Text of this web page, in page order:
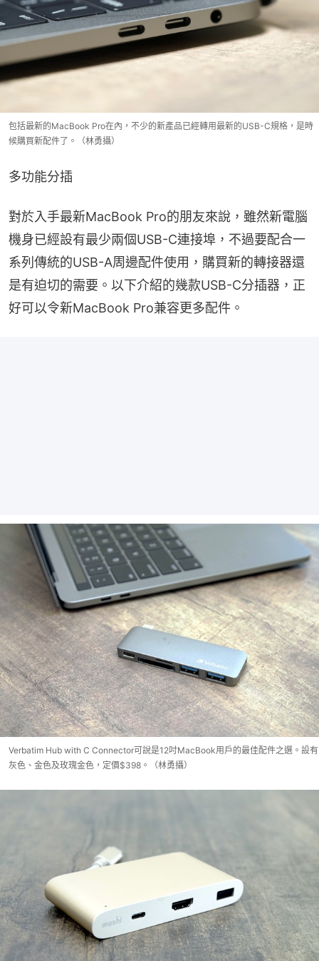
包括最新的MacBook Pro在內，不少的新產品已經轉用最新的USB-C規格，是時
候購買新配件了。（林勇攝）
多功能分插
對於入手最新MacBook Pro的朋友來說，雖然新電腦
機身已經設有最少兩個USB-C連接埠，不過要配合一
系列傳統的USB-A周邊配件使用，購買新的轉接器還
是有迫切的需要。以下介紹的幾款USB-C分插器，正
好可以令新MacBook Pro兼容更多配件。
Verbatim Hub with C Connector可說是12吋MacBook用戶的最佳配件之選。設有
灰色、金色及玫瑰金色，定價$398。（林勇攝）